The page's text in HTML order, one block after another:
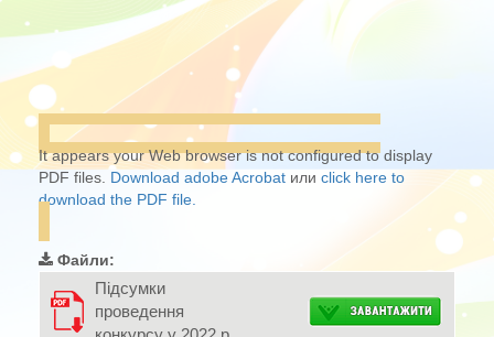
It appears your Web browser is not configured to display
PDF files. Download adobe Acrobat или click here to
download the PDF file.
Файли:
Підсумки
проведення